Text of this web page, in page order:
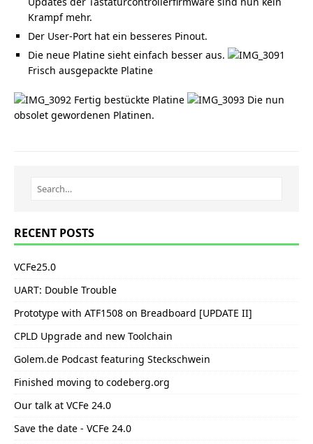
Krampf mehr.
Der User-Port hat ein besseres Pinout.
Die neue Platine sieht einfach besser aus.
Frisch ausgepackte Platine
Fertig bestückte Platine
Die nun
obsolet gewordenen Platinen.
RECENT POSTS
VCFe25.0
UART: Double Trouble
Prototype with ATF1508 on Breadboard [UPDATE II]
CPLD Upgrade and new Toolchain
Golem.de Podcast featuring Steckschwein
Finished moving to codeberg.org
Our talk at VCFe 24.0
Save the date - VCFe 24.0